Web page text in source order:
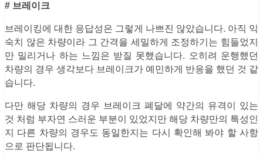
# 브레이크
브레이킹에 대한 응답성은 그렇게 나쁘진 않았습니다. 아직 익
숙치 않은 차량이라 그 간격을 세밀하게 조정하기는 힘들었지
만 밀리거나 하는 느낌은 받질 못했습니다. 오히려 운행했던
차량의 경우 생각보다 브레이크가 예민하게 반응을 했던 것 같
습니다.
다만 해당 차량의 경우 브레이크 폐달에 약간의 유격이 있는
것 처럼 부자연 스러운 부분이 있었지만 해당 차량만의 특성인
지 다른 차량의 경우도 동일한지는 다시 확인해 봐야 할 사항
으로 판단됩니다.